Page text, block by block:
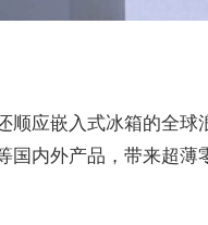
顺应嵌入式冰箱的全
国内外产品，带来超